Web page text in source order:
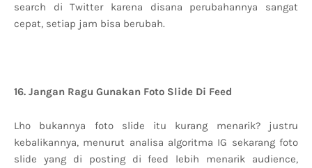
search di Twitter karena disana perubahannya sangat
cepat, setiap jam bisa berubah.
16. Jangan Ragu Gunakan Foto Slide Di Feed
Lho bukannya foto slide itu kurang menarik? justru
kebalikannya, menurut analisa algoritma IG sekarang foto
slide yang di posting di feed lebih menarik audience,